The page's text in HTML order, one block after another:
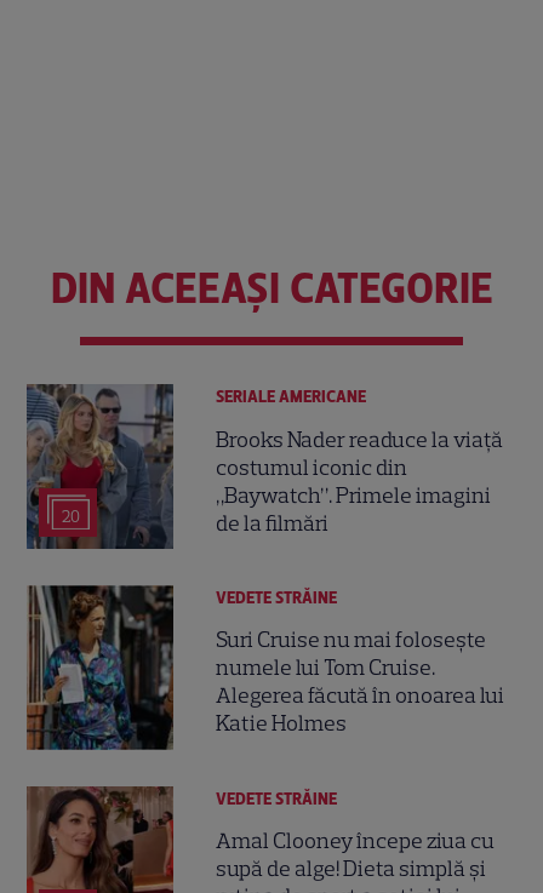
DIN ACEEAȘI CATEGORIE
20
SERIALE AMERICANE
Brooks Nader readuce la viață
costumul iconic din
„Baywatch”. Primele imagini
de la filmări
VEDETE STRĂINE
Suri Cruise nu mai folosește
numele lui Tom Cruise.
Alegerea făcută în onoarea lui
Katie Holmes
VEDETE STRĂINE
Amal Clooney începe ziua cu
supă de alge! Dieta simplă și